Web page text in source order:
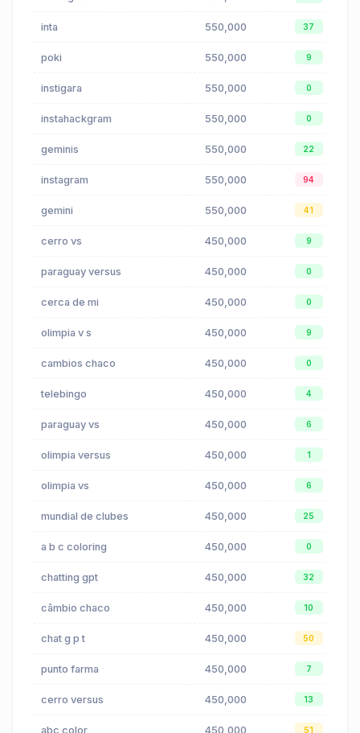
inta 550,000 37
poki 550,000 9
instigara 550,000 0
instahackgram 550,000 0
geminis 550,000 22
instagram 550,000 94
gemini 550,000 41
cerro vs 450,000 9
paraguay versus 450,000 0
cerca de mi 450,000 0
olimpia v s 450,000 9
cambios chaco 450,000 0
telebingo 450,000 4
paraguay vs 450,000 6
olimpia versus 450,000 1
olimpia vs 450,000 6
mundial de clubes 450,000 25
a b c coloring 450,000 0
chatting gpt 450,000 32
câmbio chaco 450,000 10
chat g p t 450,000 50
punto farma 450,000 7
cerro versus 450,000 13
abc color 450,000 51